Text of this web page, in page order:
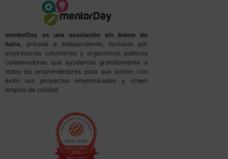
mentorDay es una asociación sin ánimo de
lucro, privada e independiente, formada por
empresarios voluntarios y organismos públicos
colaboradores que ayudamos gratuitamente a
todos los emprendedores para que lancen con
éxito sus proyectos empresariales y creen
empleo de calidad.